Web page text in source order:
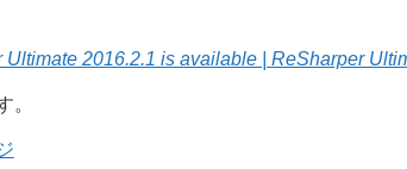
Ultimate 2016.2.1 is available | ReSharper
。